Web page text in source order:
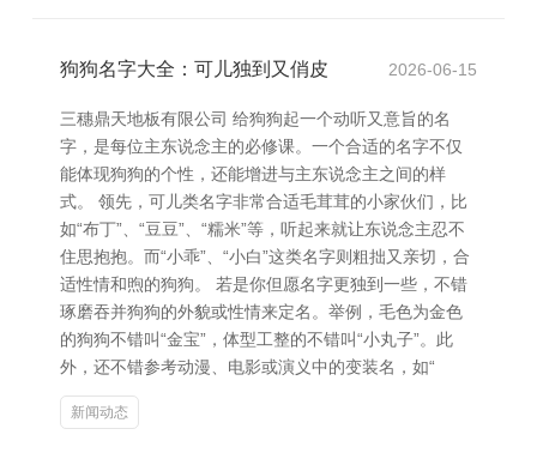
狗狗名字大全：可儿独到又俏皮 2026-06-15
三穗鼎天地板有限公司 给狗狗起一个动听又意旨的名
字，是每位主东说念主的必修课。一个合适的名字不仅
能体现狗狗的个性，还能增进与主东说念主之间的样
式。 领先，可儿类名字非常合适毛茸茸的小家伙们，比
如“布丁”、“豆豆”、“糯米”等，听起来就让东说念主忍不
住思抱抱。而“小乖”、“小白”这类名字则粗拙又亲切，合
适性情和煦的狗狗。 若是你但愿名字更独到一些，不错
琢磨吞并狗狗的外貌或性情来定名。举例，毛色为金色
的狗狗不错叫“金宝”，体型工整的不错叫“小丸子”。此
外，还不错参考动漫、电影或演义中的变装名，如“
新闻动态